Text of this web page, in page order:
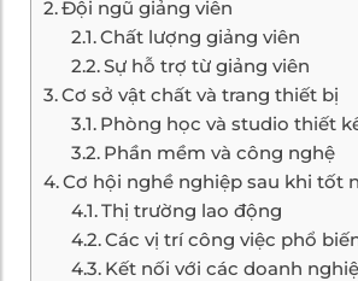
Đội ngũ giảng viên
Chất lượng giảng viên
Sự hỗ trợ từ giảng viên
Cơ sở vật chất và trang thiết bị
Phòng học và studio thiết
Phần mềm và công nghệ
Cơ hội nghề nghiệp sau khi tốt
Thị trường lao động
Các vị trí công việc phổ
Kết nối với các doanh